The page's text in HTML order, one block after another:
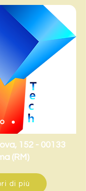
152 - 00133
(RM)
di più